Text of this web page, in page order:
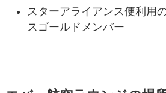
スターアライアンス便利用
スゴールドメンバー